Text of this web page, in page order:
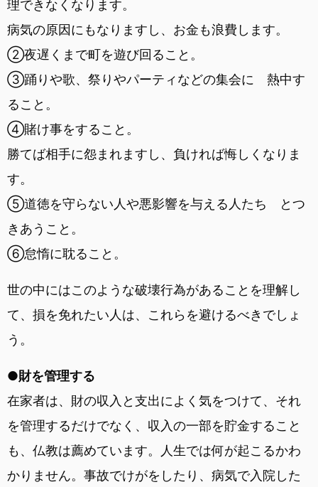
理できなくなります。
病気の原因にもなりますし、お金も浪費します。
②夜遅くまで町を遊び回ること。
③踊りや歌、祭りやパーティなどの集会に 熱中す
ること。
④賭け事をすること。
勝てば相手に怨まれますし、負ければ悔しくなりま
す。
⑤道徳を守らない人や悪影響を与える人たち とつ
きあうこと。
⑥怠惰に耽ること。
世の中にはこのような破壊行為があることを理解し
て、損を免れたい人は、これらを避けるべきでしょ
う。
●財を管理する
在家者は、財の収入と支出によく気をつけて、それ
を管理するだけでなく、収入の一部を貯金すること
も、仏教は薦めています。人生では何が起こるかわ
かりません。事故でけがをしたり、病気で入院した